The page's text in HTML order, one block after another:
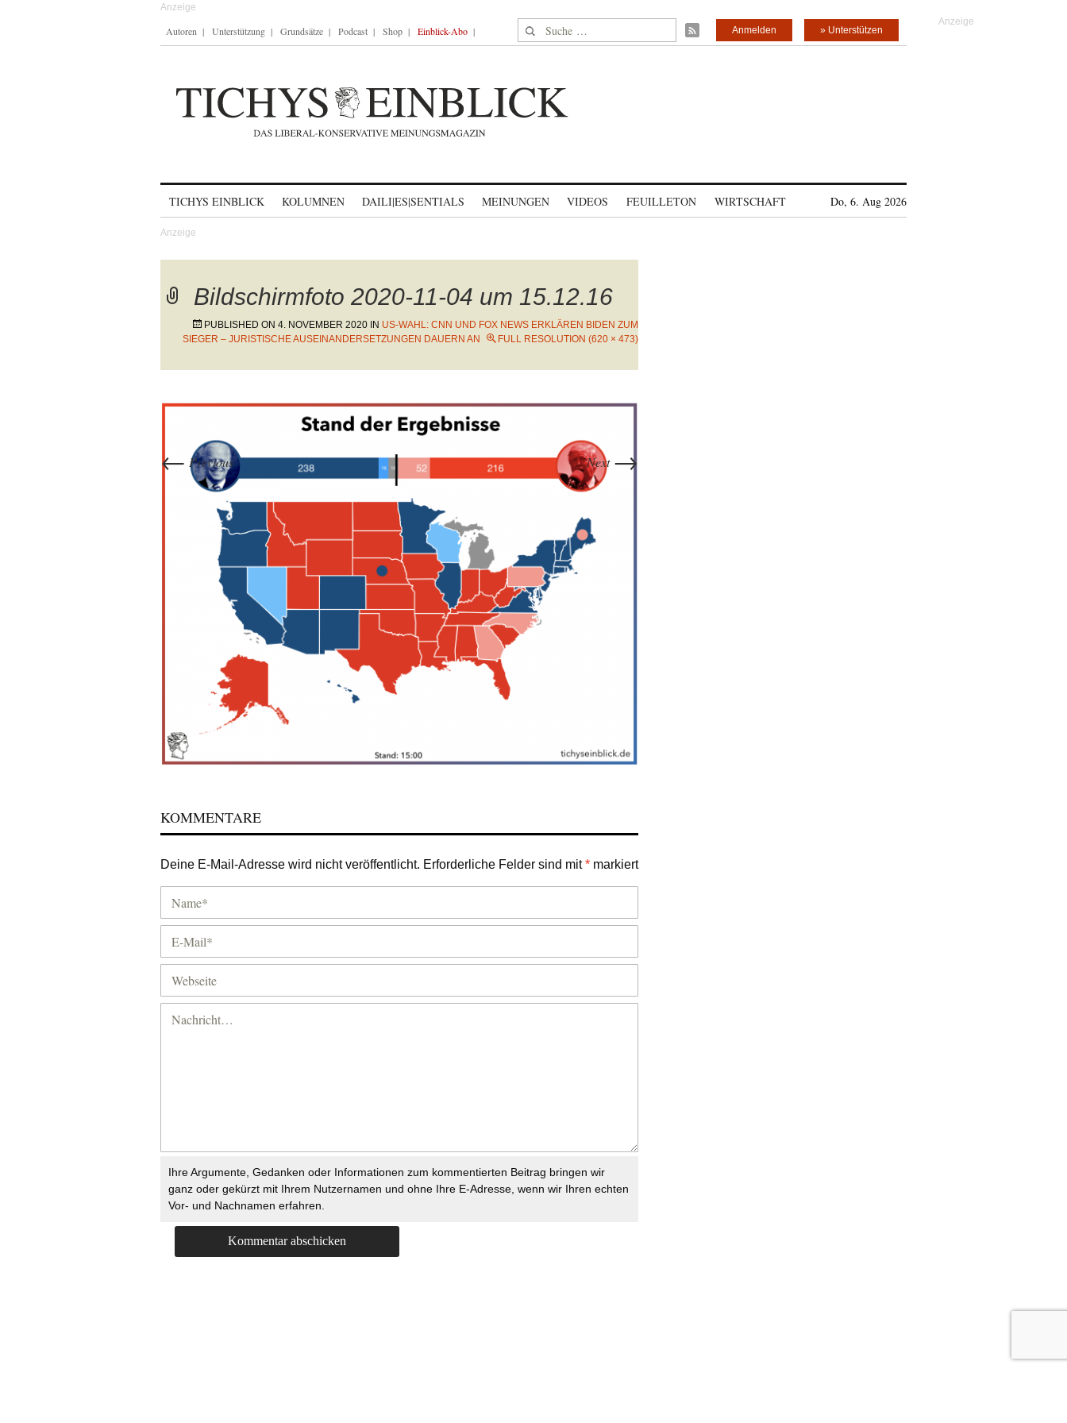
Autoren Unterstützung Grundsätze Podcast Shop Einblick-Abo Suche nach: » Unterstützen
Anmelden
TICHYS EINBLICK KOLUMNEN DAILI|ES|SENTIALS MEINUNGEN VIDEOS FEUILLETON WIRTSCHAFT Do, 6. Aug 2026
Bildschirmfoto 2020-11-04 um 15.12.16
PUBLISHED ON 4. NOVEMBER 2020 IN US-WAHL: CNN UND FOX NEWS ERKLÄREN BIDEN ZUM
SIEGER – JURISTISCHE AUSEINANDERSETZUNGEN DAUERN AN
FULL RESOLUTION (620 × 473)
← Previous Next →
KOMMENTARE
Deine E-Mail-Adresse wird nicht veröffentlicht. Erforderliche Felder sind mit* markiert
Ihre Argumente, Gedanken oder Informationen zum kommentierten Beitrag bringen wir
ganz oder gekürzt mit Ihrem Nutzernamen und ohne Ihre E-Adresse, wenn wir Ihren echten
Vor- und Nachnamen erfahren.